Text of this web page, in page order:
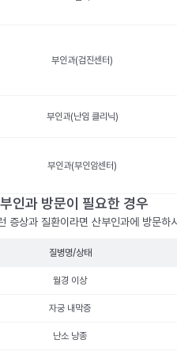
부인과(검진센터)
부인과(난임 클리닉)
부인과(부인암센터)
인과 방문이 필요한 경우
증상과 질환이라면 산부인과에 방문하
질병명/상태
월경 이상
자궁 내막증
난소 낭종